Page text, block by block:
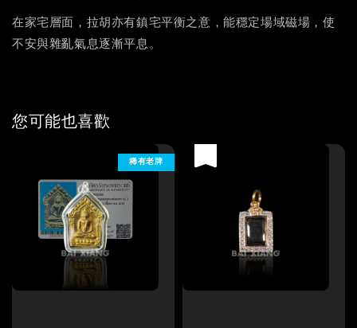
在家宅層面，拉胡亦有鎮宅平衡之意，能穩定場域磁場，使
不安與雜亂氣息逐漸平息。
您可能也喜歡
稀有老牌